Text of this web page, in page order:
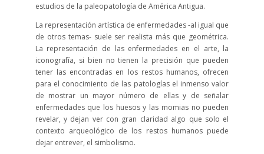
estudios de la paleopatología de América Antigua.
La representación artística de enfermedades -al igual que
de otros temas- suele ser realista más que geométrica.
La representación de las enfermedades en el arte, la
iconografía, si bien no tienen la precisión que pueden
tener las encontradas en los restos humanos, ofrecen
para el conocimiento de las patologías el inmenso valor
de mostrar un mayor número de ellas y de señalar
enfermedades que los huesos y las momias no pueden
revelar, y dejan ver con gran claridad algo que solo el
contexto arqueológico de los restos humanos puede
dejar entrever, el simbolismo.